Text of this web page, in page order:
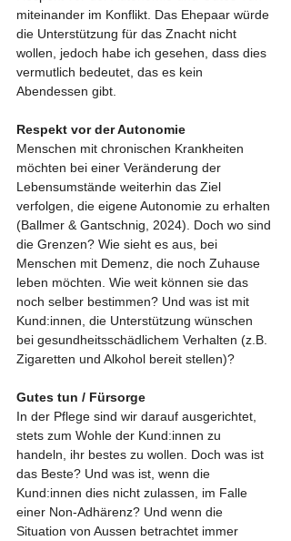
miteinander im Konflikt. Das Ehepaar würde
die Unterstützung für das Znacht nicht
wollen, jedoch habe ich gesehen, dass dies
vermutlich bedeutet, das es kein
Abendessen gibt.
Respekt vor der Autonomie
Menschen mit chronischen Krankheiten
möchten bei einer Veränderung der
Lebensumstände weiterhin das Ziel
verfolgen, die eigene Autonomie zu erhalten
(Ballmer & Gantschnig, 2024). Doch wo sind
die Grenzen? Wie sieht es aus, bei
Menschen mit Demenz, die noch Zuhause
leben möchten. Wie weit können sie das
noch selber bestimmen? Und was ist mit
Kund:innen, die Unterstützung wünschen
bei gesundheitsschädlichem Verhalten (z.B.
Zigaretten und Alkohol bereit stellen)?
Gutes tun / Fürsorge
In der Pflege sind wir darauf ausgerichtet,
stets zum Wohle der Kund:innen zu
handeln, ihr bestes zu wollen. Doch was ist
das Beste? Und was ist, wenn die
Kund:innen dies nicht zulassen, im Falle
einer Non-Adhärenz? Und wenn die
Situation von Aussen betrachtet immer